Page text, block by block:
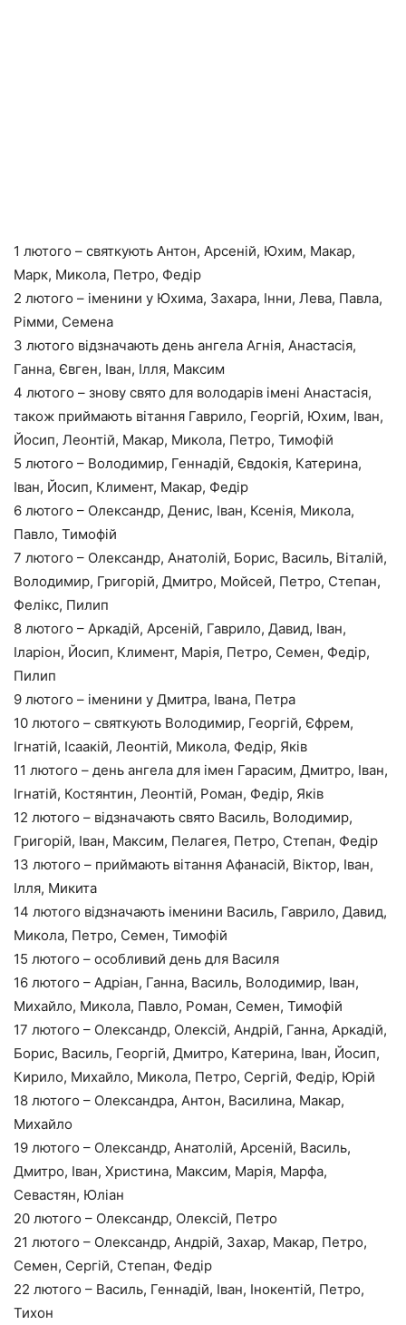
1 лютого – святкують Антон, Арсеній, Юхим, Макар,
Марк, Микола, Петро, Федір
2 лютого – іменини у Юхима, Захара, Інни, Лева, Павла,
Рімми, Семена
3 лютого відзначають день ангела Агнія, Анастасія,
Ганна, Євген, Іван, Ілля, Максим
4 лютого – знову свято для володарів імені Анастасія,
також приймають вітання Гаврило, Георгій, Юхим, Іван,
Йосип, Леонтій, Макар, Микола, Петро, Тимофій
5 лютого – Володимир, Геннадій, Євдокія, Катерина,
Іван, Йосип, Климент, Макар, Федір
6 лютого – Олександр, Денис, Іван, Ксенія, Микола,
Павло, Тимофій
7 лютого – Олександр, Анатолій, Борис, Василь, Віталій,
Володимир, Григорій, Дмитро, Мойсей, Петро, Степан,
Фелікс, Пилип
8 лютого – Аркадій, Арсеній, Гаврило, Давид, Іван,
Іларіон, Йосип, Климент, Марія, Петро, Семен, Федір,
Пилип
9 лютого – іменини у Дмитра, Івана, Петра
10 лютого – святкують Володимир, Георгій, Єфрем,
Ігнатій, Ісаакій, Леонтій, Микола, Федір, Яків
11 лютого – день ангела для імен Гарасим, Дмитро, Іван,
Ігнатій, Костянтин, Леонтій, Роман, Федір, Яків
12 лютого – відзначають свято Василь, Володимир,
Григорій, Іван, Максим, Пелагея, Петро, Степан, Федір
13 лютого – приймають вітання Афанасій, Віктор, Іван,
Ілля, Микита
14 лютого відзначають іменини Василь, Гаврило, Давид,
Микола, Петро, Семен, Тимофій
15 лютого – особливий день для Василя
16 лютого – Адріан, Ганна, Василь, Володимир, Іван,
Михайло, Микола, Павло, Роман, Семен, Тимофій
17 лютого – Олександр, Олексій, Андрій, Ганна, Аркадій,
Борис, Василь, Георгій, Дмитро, Катерина, Іван, Йосип,
Кирило, Михайло, Микола, Петро, Сергій, Федір, Юрій
18 лютого – Олександра, Антон, Василина, Макар,
Михайло
19 лютого – Олександр, Анатолій, Арсеній, Василь,
Дмитро, Іван, Христина, Максим, Марія, Марфа,
Севастян, Юліан
20 лютого – Олександр, Олексій, Петро
21 лютого – Олександр, Андрій, Захар, Макар, Петро,
Семен, Сергій, Степан, Федір
22 лютого – Василь, Геннадій, Іван, Інокентій, Петро,
Тихон